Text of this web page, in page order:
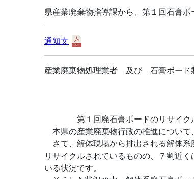
県産業廃棄物指導課から、第１回石膏
通知文
産業廃棄物処理業者 及び 石膏ボー
埼玉県環境部産
第１回廃石膏ボードのリサイクル
本県の産業廃棄物行政の推進について
さて、解体現場から排出される解体系
リサイクルされているものの、７割近
いる状況です。